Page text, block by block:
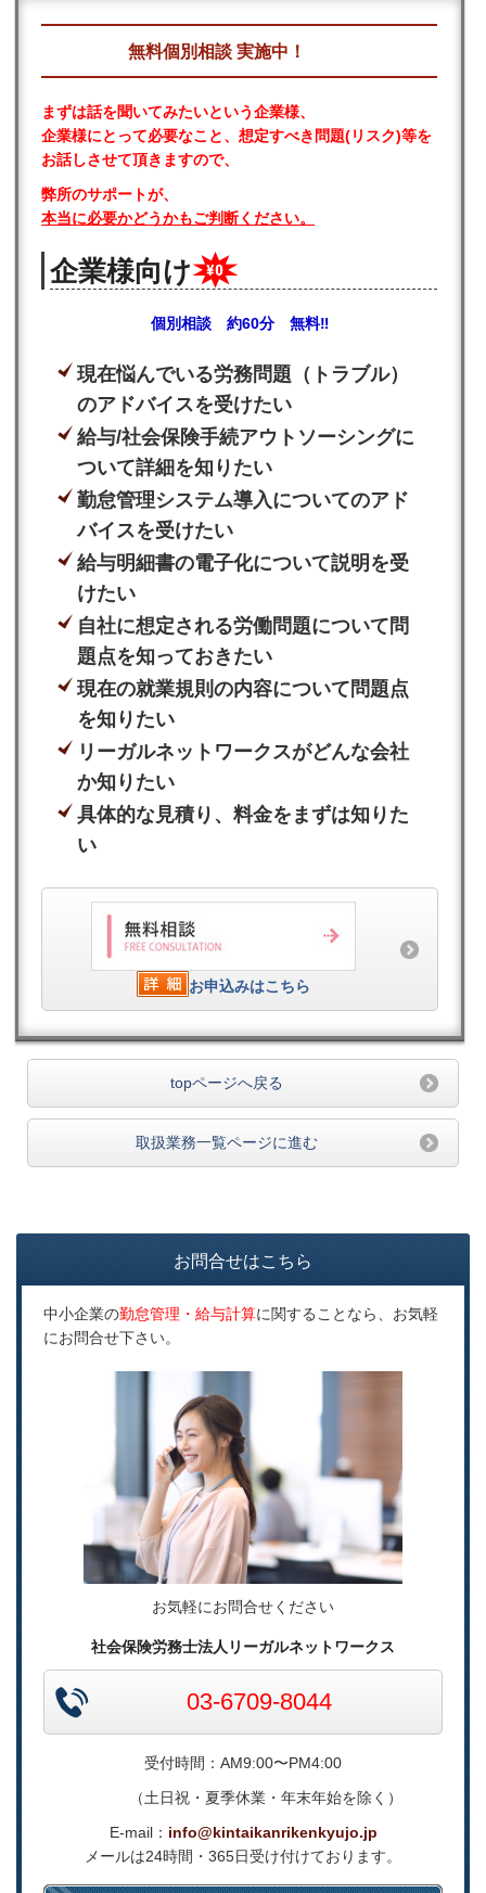
無料個別相談 実施中！
まずは話を聞いてみたいという企業様、
企業様にとって必要なこと、想定すべき問題(リスク)等を
お話しさせて頂きますので、
弊所のサポートが、
本当に必要かどうかもご判断ください。
企業様向け
個別相談 約60分 無料‼
現在悩んでいる労務問題（トラブル）
のアドバイスを受けたい
給与/社会保険手続アウトソーシングに
ついて詳細を知りたい
勤怠管理システム導入についてのアド
バイスを受けたい
給与明細書の電子化について説明を受
けたい
自社に想定される労働問題について問
題点を知っておきたい
現在の就業規則の内容について問題点
を知りたい
リーガルネットワークスがどんな会社
か知りたい
具体的な見積り、料金をまずは知りた
い
お申込みはこちら
topページへ戻る
取扱業務一覧ページに進む
お問合せはこちら
中小企業の勤怠管理・給与計算に関することなら、お気軽
にお問合せ下さい。
お気軽にお問合せください
社会保険労務士法人リーガルネットワークス
03-6709-8044
受付時間：AM9:00〜PM4:00
（土日祝・夏季休業・年末年始を除く）
E-mail： info@kintaikanrikenkyujo.jp
メールは24時間・365日受け付けております。